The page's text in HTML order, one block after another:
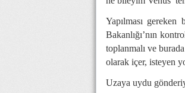
Yapılması
Bakanlığı’nın
toplanmalı ve
olarak içer, isteyen
Uzaya uydu